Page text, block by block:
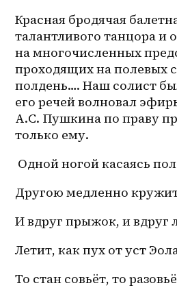
Красная бродячая
талантливого танцора и
на многочисленных
проходящих на полевых
полдень…. Наш солист
его речей волновал
А.С. Пушкина по праву
только ему.
Одной ногой касаясь
Другою медленно
И вдруг прыжок, и вдруг
Летит, как пух от уст
То стан совьёт, то